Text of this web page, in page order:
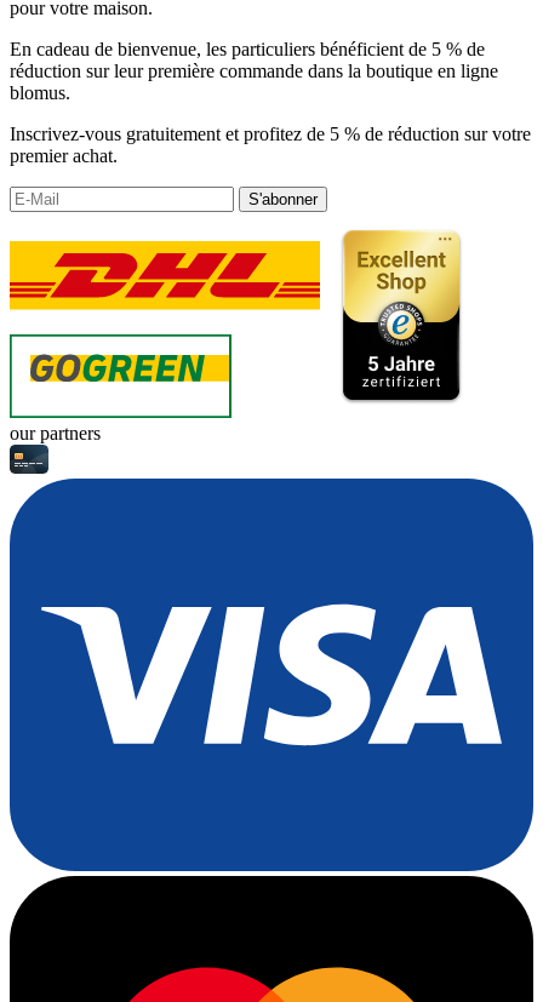
pour votre maison.
En cadeau de bienvenue, les particuliers bénéficient de 5 % de
réduction sur leur première commande dans la boutique en ligne
blomus.
Inscrivez-vous gratuitement et profitez de 5 % de réduction sur votre
premier achat.
S'abonner
our partners